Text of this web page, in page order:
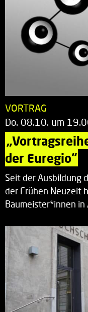
VORTRAG
Do. 08.10. um
der Euregio“
Seit der Ausbildung
der Frühen Neuzeit
Baumeister*innen in